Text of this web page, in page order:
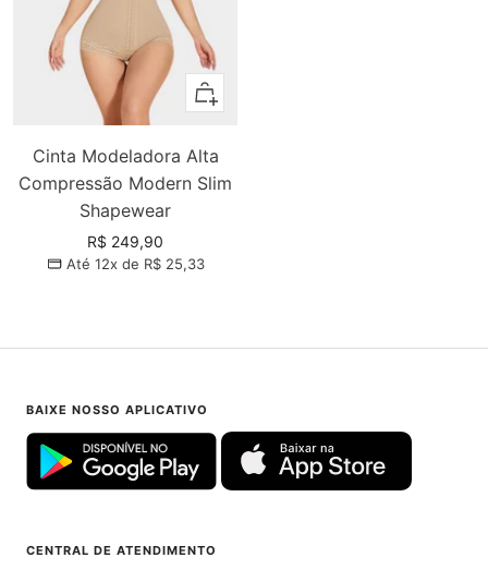
Adicionar
Cinta Modeladora Alta
Compressão Modern Slim
Shapewear
Preço
promocional
R$ 249,90
Até 12x de R$ 25,33
BAIXE NOSSO APLICATIVO
CENTRAL DE ATENDIMENTO